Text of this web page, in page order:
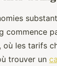
commence
où les tarifs
trouver un